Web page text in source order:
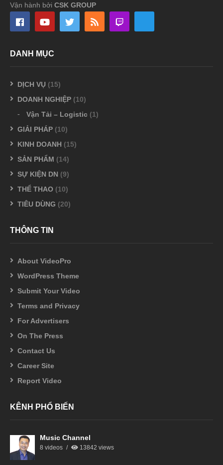
Vận hành bởi CSK GROUP
DANH MỤC
DỊCH VỤ (15)
DOANH NGHIỆP (10)
Vận Tải – Logistic (1)
GIẢI PHÁP (10)
KINH DOANH (15)
SẢN PHẨM (14)
SỰ KIỆN DN (9)
THỂ THAO (10)
TIÊU DÙNG (20)
THÔNG TIN
About VideoPro
WordPress Theme
Submit Your Video
Terms and Privacy
For Advertisers
On The Press
Contact Us
Career Site
Report Video
KÊNH PHỔ BIẾN
Music Channel
8 videos 13842 views